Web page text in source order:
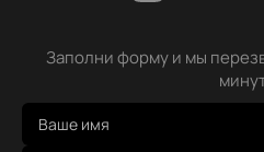
Заполни форму и мы